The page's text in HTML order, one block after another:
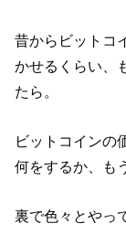
昔からビットコ
かせるくらい、
たら。
ビットコインの
何をするか、も
裏で色々とやっ